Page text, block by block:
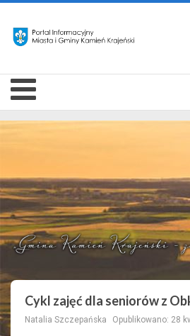
Cykl zajęć dla seniorów z
Natalia Szczepańska Opublikowano: 28